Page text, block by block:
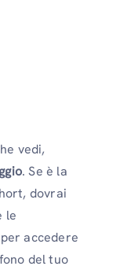
vedi,
. Se è la
dovrai
le
accedere
del tuo